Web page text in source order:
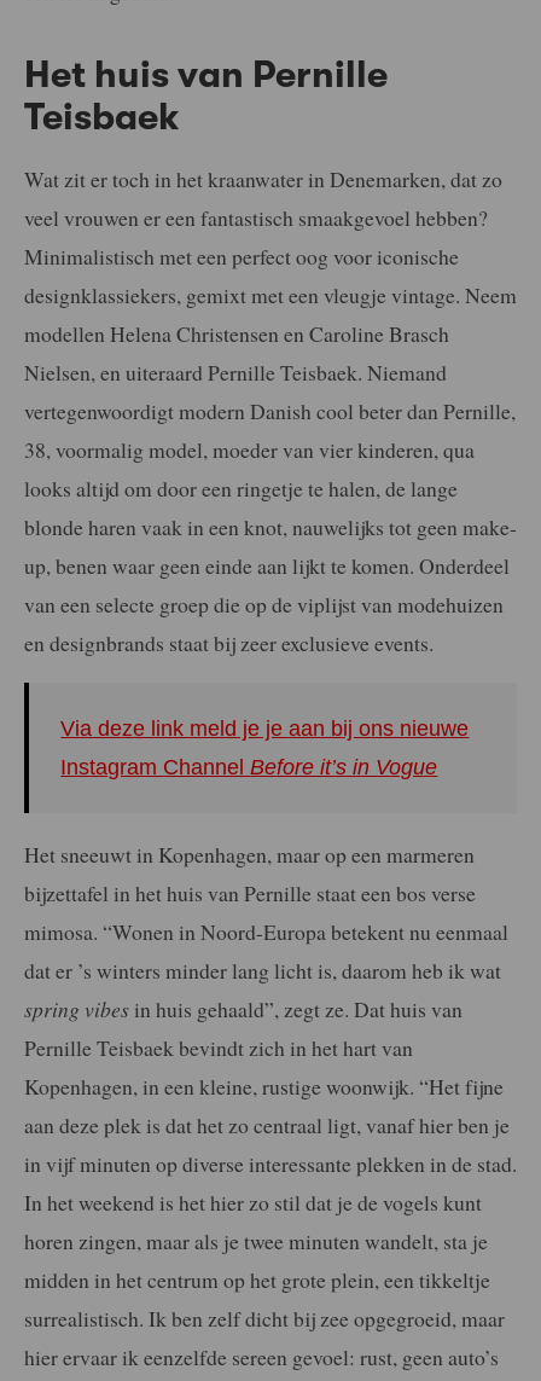
Het huis van Pernille
Teisbaek
Wat zit er toch in het kraanwater in Denemarken, dat zo
veel vrouwen er een fantastisch smaakgevoel hebben?
Minimalistisch met een perfect oog voor iconische
designklassiekers, gemixt met een vleugje vintage. Neem
modellen Helena Christensen en Caroline Brasch
Nielsen, en uiteraard Pernille Teisbaek. Niemand
vertegenwoordigt modern Danish cool beter dan Pernille,
38, voormalig model, moeder van vier kinderen, qua
looks altijd om door een ringetje te halen, de lange
blonde haren vaak in een knot, nauwelijks tot geen make-
up, benen waar geen einde aan lijkt te komen. Onderdeel
van een selecte groep die op de viplijst van modehuizen
en designbrands staat bij zeer exclusieve events.
Via deze link meld je je aan bij ons nieuwe
Instagram ChannelBefore it’s in Vogue
Het sneeuwt in Kopenhagen, maar op een marmeren
bijzettafel in het huis van Pernille staat een bos verse
mimosa. “Wonen in Noord-Europa betekent nu eenmaal
dat er ’s winters minder lang licht is, daarom heb ik wat
spring vibes in huis gehaald”, zegt ze. Dat huis van
Pernille Teisbaek bevindt zich in het hart van
Kopenhagen, in een kleine, rustige woonwijk. “Het fijne
aan deze plek is dat het zo centraal ligt, vanaf hier ben je
in vijf minuten op diverse interessante plekken in de stad.
In het weekend is het hier zo stil dat je de vogels kunt
horen zingen, maar als je twee minuten wandelt, sta je
midden in het centrum op het grote plein, een tikkeltje
surrealistisch. Ik ben zelf dicht bij zee opgegroeid, maar
hier ervaar ik eenzelfde sereen gevoel: rust, geen auto’s